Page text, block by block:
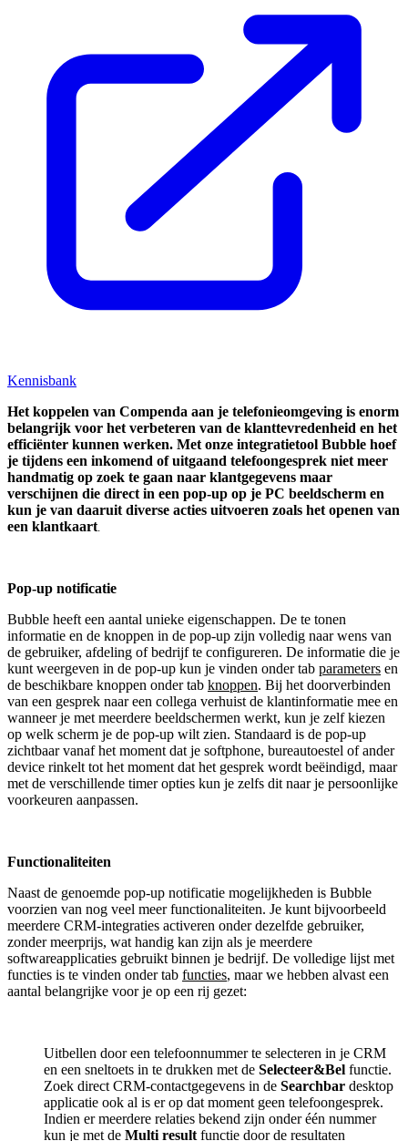
Kennisbank
Het koppelen van Compenda aan je telefonieomgeving is enorm
belangrijk voor het verbeteren van de klanttevredenheid en het
efficiënter kunnen werken. Met onze integratietool Bubble hoef
je tijdens een inkomend of uitgaand telefoongesprek niet meer
handmatig op zoek te gaan naar klantgegevens maar
verschijnen die direct in een pop-up op je PC beeldscherm en
kun je van daaruit diverse acties uitvoeren zoals het openen van
een klantkaart
Pop-up notificatie
Bubble heeft een aantal unieke eigenschappen. De te tonen
informatie en de knoppen in de pop-up zijn volledig naar wens van
de gebruiker, afdeling of bedrijf te configureren. De informatie die je
kunt weergeven in de pop-up kun je vinden onder tab parameters en
de beschikbare knoppen onder tab knoppen. Bij het doorverbinden
van een gesprek naar een collega verhuist de klantinformatie mee en
wanneer je met meerdere beeldschermen werkt, kun je zelf kiezen
op welk scherm je de pop-up wilt zien. Standaard is de pop-up
zichtbaar vanaf het moment dat je softphone, bureautoestel of ander
device rinkelt tot het moment dat het gesprek wordt beëindigd, maar
met de verschillende timer opties kun je zelfs dit naar je persoonlijke
voorkeuren aanpassen.
Functionaliteiten
Naast de genoemde pop-up notificatie mogelijkheden is Bubble
voorzien van nog veel meer functionaliteiten. Je kunt bijvoorbeeld
meerdere CRM-integraties activeren onder dezelfde gebruiker,
zonder meerprijs, wat handig kan zijn als je meerdere
softwareapplicaties gebruikt binnen je bedrijf. De volledige lijst met
functies is te vinden onder tab functies, maar we hebben alvast een
aantal belangrijke voor je op een rij gezet:
Uitbellen door een telefoonnummer te selecteren in je CRM
en een sneltoets in te drukken met de Selecteer&Bel functie.
Zoek direct CRM-contactgegevens in de Searchbar desktop
applicatie ook al is er op dat moment geen telefoongesprek.
Indien er meerdere relaties bekend zijn onder één nummer
kun je met de Multi result functie door de resultaten